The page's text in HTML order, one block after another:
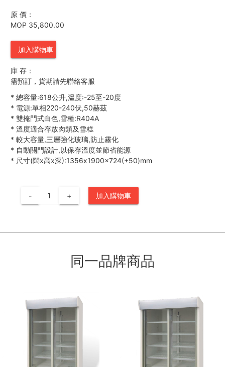
原 價：
MOP 35,800.00
加入購物車
庫 存：
需預訂，貨期請先聯絡客服
* 總容量:618公升,溫度:-25至-20度
* 電源:單相220-240伏,50赫茲
* 雙掩門式白色,雪種:R404A
* 溫度適合存放肉類及雪糕
* 較大容量,三層強化玻璃,防止霧化
* 自動關門設計,以保存溫度並節省能源
* 尺寸(闊x高x深):1356x1900x724(+50)mm
- + 加入購物車
同一品牌商品